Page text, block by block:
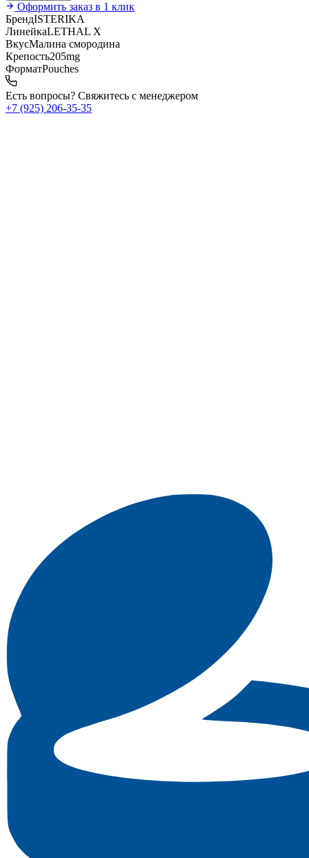
Оформить заказ в 1 клик
БрендISTERIKA
ЛинейкаLETHAL X
ВкусМалина смородина
Крепость205mg
ФорматPouches
Есть вопросы? Свяжитесь с менеджером
+7 (925) 206‑35‑35